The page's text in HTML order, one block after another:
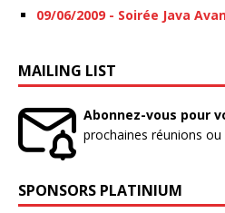
09/06/2009 - Soirée Java
MAILING LIST
Abonnez-vous pour
prochaines réunions
SPONSORS PLATINIUM